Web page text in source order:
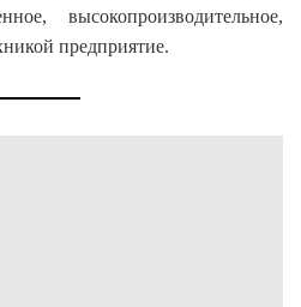
высокопроизводительное,
предприятие.